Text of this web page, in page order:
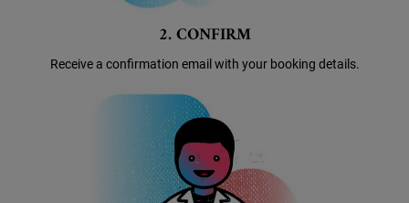
2. CONFIRM
Receive a confirmation email with your booking details.